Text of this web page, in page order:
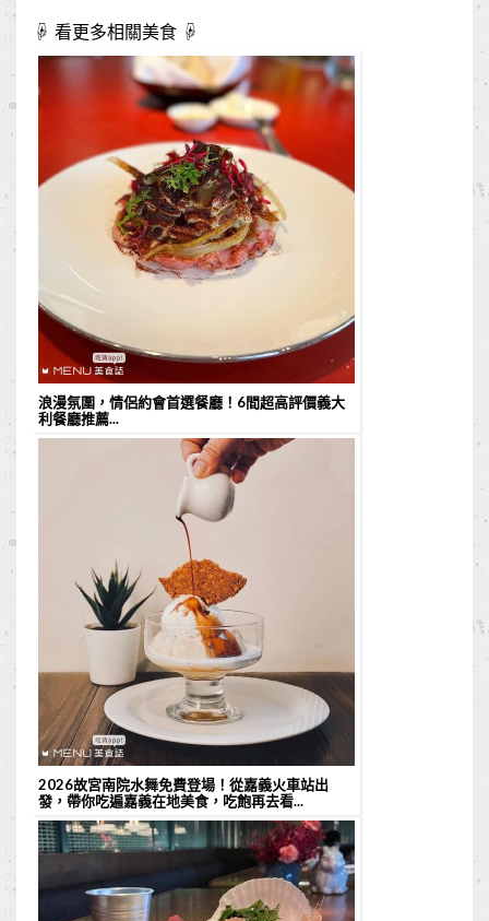
☟ 看更多相關美食 ☟
浪漫氛圍，情侶約會首選餐廳！6間超高評價義大
利餐廳推薦...
2026故宮南院水舞免費登場！從嘉義火車站出
發，帶你吃遍嘉義在地美食，吃飽再去看...